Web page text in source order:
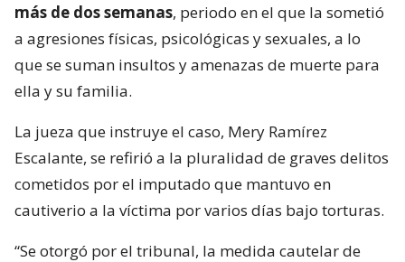
más de dos semanas, periodo en el que la sometió
a agresiones físicas, psicológicas y sexuales, a lo
que se suman insultos y amenazas de muerte para
ella y su familia.
La jueza que instruye el caso, Mery Ramírez
Escalante, se refirió a la pluralidad de graves delitos
cometidos por el imputado que mantuvo en
cautiverio a la víctima por varios días bajo torturas.
“Se otorgó por el tribunal, la medida cautelar de